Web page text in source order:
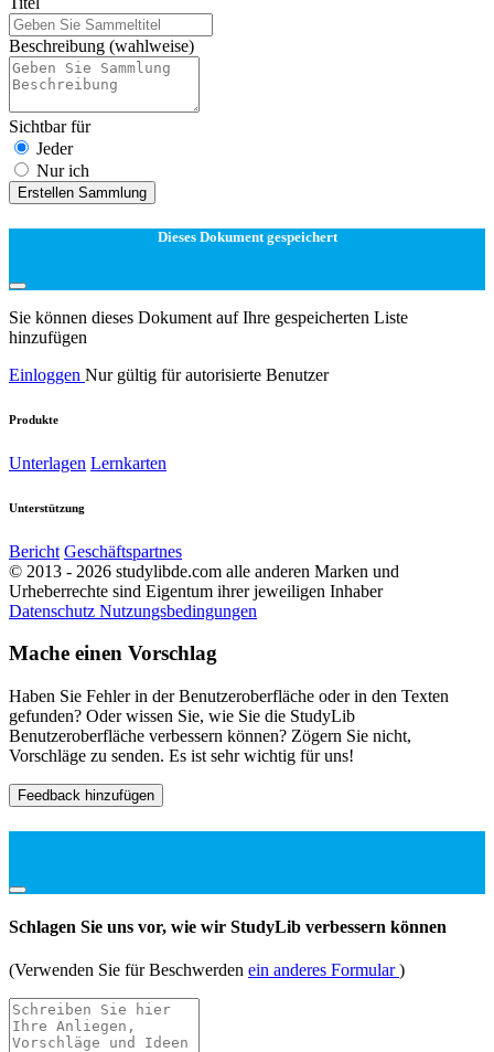
Beschreibung (wahlweise)
Sichtbar für
Jeder
Nur ich
Erstellen Sammlung
Dieses Dokument gespeichert
Sie können dieses Dokument auf Ihre gespeicherten Liste
hinzufügen
Einloggen Nur gültig für autorisierte Benutzer
Produkte
Unterlagen Lernkarten
Unterstützung
Bericht Geschäftspartnes
© 2013 - 2026 studylibde.com alle anderen Marken und
Urheberrechte sind Eigentum ihrer jeweiligen Inhaber
Datenschutz Nutzungsbedingungen
Mache einen Vorschlag
Haben Sie Fehler in der Benutzeroberfläche oder in den Texten
gefunden? Oder wissen Sie, wie Sie die StudyLib
Benutzeroberfläche verbessern können? Zögern Sie nicht,
Vorschläge zu senden. Es ist sehr wichtig für uns!
Feedback hinzufügen
Schlagen Sie uns vor, wie wir StudyLib verbessern können
(Verwenden Sie für Beschwerden ein anderes Formular)